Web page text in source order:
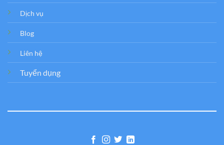
Dịch vụ
Blog
Liên hệ
Tuyển dụng